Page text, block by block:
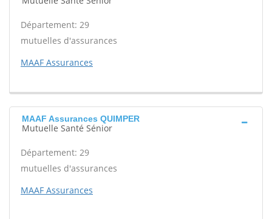
Département: 29
mutuelles d'assurances
MAAF Assurances
MAAF Assurances QUIMPER
Mutuelle Santé Sénior
Département: 29
mutuelles d'assurances
MAAF Assurances